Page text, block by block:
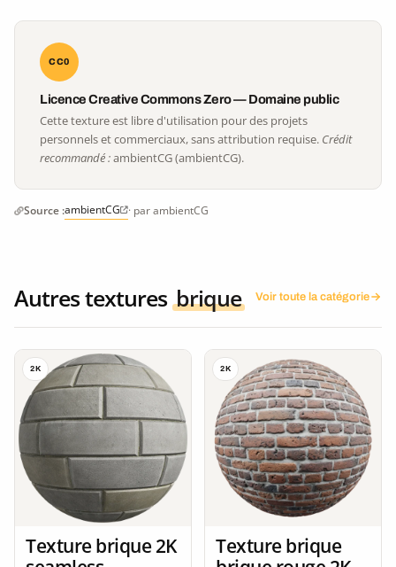
CC0
Licence Creative Commons Zero — Domaine public
Cette texture est libre d'utilisation pour des projets
personnels et commerciaux, sans attribution requise. Crédit
recommandé :ambientCG (ambientCG).
Source :ambientCG · par ambientCG
Autres textures brique Voir toute la catégorie
2K
Texture brique 2K
2K
Texture brique